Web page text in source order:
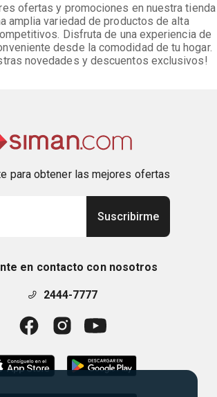
ofertas y promociones en nuestra tienda
amplia variedad de productos de alta
Disfruta de una experiencia de
desde la comodidad de tu hogar.
novedades y descuentos exclusivos!
para obtener las mejores ofertas
Suscribirme
en contacto con nosotros
2444-7777